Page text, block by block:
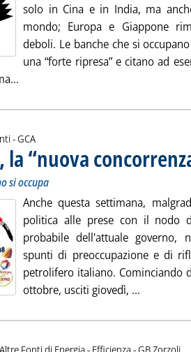
solo in Cina e in India, ma
mondo; Europa e Giappone
deboli. Le banche che si
una “forte ripresa” e citano ad
-di:
GCA
“nuova
si occupa
Anche questa settimana,
politica alle prese con il nodo
probabile dell'attuale governo,
spunti di preoccupazione e di
petrolifero italiano. Cominciando
ottobre, usciti giovedì, ...
di: